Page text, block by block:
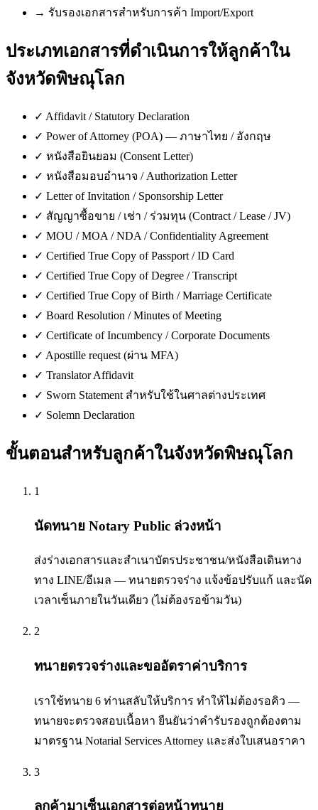
→ รับรองเอกสารสำหรับการค้า Import/Export
ประเภทเอกสารที่ดำเนินการให้ลูกค้าใน
จังหวัดพิษณุโลก
✓ Affidavit / Statutory Declaration
✓ Power of Attorney (POA) — ภาษาไทย / อังกฤษ
✓ หนังสือยินยอม (Consent Letter)
✓ หนังสือมอบอำนาจ / Authorization Letter
✓ Letter of Invitation / Sponsorship Letter
✓ สัญญาซื้อขาย / เช่า / ร่วมทุน (Contract / Lease / JV)
✓ MOU / MOA / NDA / Confidentiality Agreement
✓ Certified True Copy of Passport / ID Card
✓ Certified True Copy of Degree / Transcript
✓ Certified True Copy of Birth / Marriage Certificate
✓ Board Resolution / Minutes of Meeting
✓ Certificate of Incumbency / Corporate Documents
✓ Apostille request (ผ่าน MFA)
✓ Translator Affidavit
✓ Sworn Statement สำหรับใช้ในศาลต่างประเทศ
✓ Solemn Declaration
ขั้นตอนสำหรับลูกค้าในจังหวัดพิษณุโลก
1
นัดทนาย Notary Public ล่วงหน้า
ส่งร่างเอกสารและสำเนาบัตรประชาชน/หนังสือเดินทาง
ทาง LINE/อีเมล — ทนายตรวจร่าง แจ้งข้อปรับแก้ และนัด
เวลาเซ็นภายในวันเดียว (ไม่ต้องรอข้ามวัน)
2
ทนายตรวจร่างและขออัตราค่าบริการ
เราใช้ทนาย 6 ท่านสลับให้บริการ ทำให้ไม่ต้องรอคิว —
ทนายจะตรวจสอบเนื้อหา ยืนยันว่าคำรับรองถูกต้องตาม
มาตรฐาน Notarial Services Attorney และส่งใบเสนอราคา
3
ลูกค้ามาเซ็นเอกสารต่อหน้าทนาย